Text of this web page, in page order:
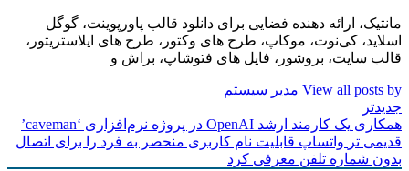
مانتیک، ارائه دهنده فضایی برای دانلود قالب پاورپوینت، گوگل
اسلاید، کی‌نوت، موکاپ، طرح های وکتور، طرح های ایلاستریتور،
قالب سایت، بروشور، فایل های فتوشاپ، براش و
View all posts by مدیر سیستم
جدیدتر
همکاری یک کارمند ارشد OpenAI در پروژه نرم‌افزاری ‘caveman’
قدیمی تر واتساپ قابلیت نام کاربری منحصر به فرد را برای اتصال
بدون شماره تلفن معرفی کرد